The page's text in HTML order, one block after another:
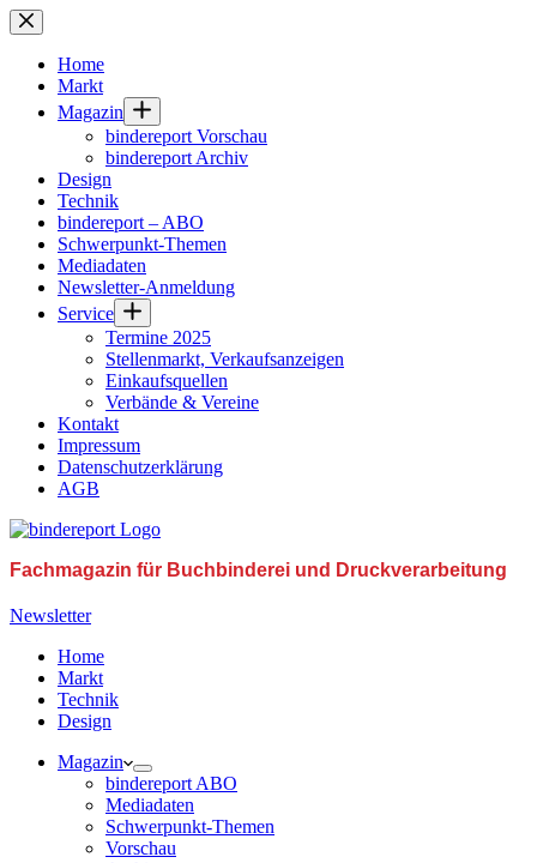
Zum
Inhalt
springenHome
Markt
Magazin
bindereport Vorschau
bindereport Archiv
Design
Technik
bindereport – ABO
Schwerpunkt-Themen
Mediadaten
Newsletter-Anmeldung
Service
Termine 2025
Stellenmarkt, Verkaufsanzeigen
Einkaufsquellen
Verbände & Vereine
Kontakt
Impressum
Datenschutzerklärung
AGB
Fachmagazin für Buchbinderei und Druckverarbeitung
Newsletter
Home
Markt
Technik
Design
Magazin
bindereport ABO
Mediadaten
Schwerpunkt-Themen
Vorschau